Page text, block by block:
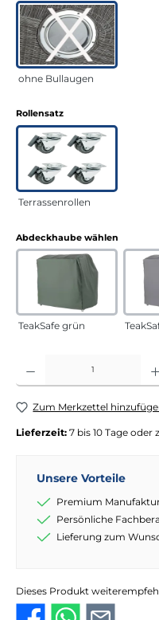
ohne Bullaugen
Rollensatzauswählen
Terrassenrollen
Abdeckhaube wählen
TeakSafe grün
Produkt Anzahl: Gib den
Zum Merkzettel
Lieferzeit: 7 bis 10 Tage
Unsere Vorteile
Premium
Persönliche
Lieferung zum
Dieses Produkt